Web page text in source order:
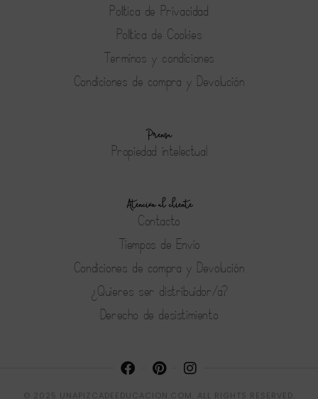
Política de Privacidad
Política de Cookies
Terminos y condiciones
Condiciones de compra y Devolución
Prensa
Propiedad intelectual
Atención al cliente
Contacto
Tiempos de Envío
Condiciones de compra y Devolución
¿Quieres ser distribuidor/a?
Derecho de desistimiento
© 2025 UNAPIZCADEEDUCACION.COM. ALL RIGHTS RESERVED.